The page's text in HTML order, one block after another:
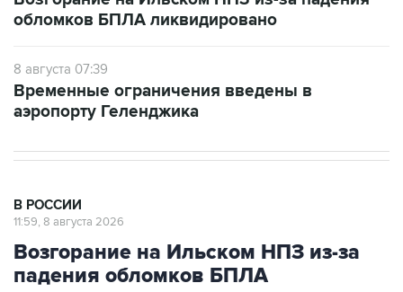
обломков БПЛА ликвидировано
8 августа 07:39
Временные ограничения введены в
аэропорту Геленджика
В РОССИИ
11:59, 8 августа 2026
Возгорание на Ильском НПЗ из-за
падения обломков БПЛА